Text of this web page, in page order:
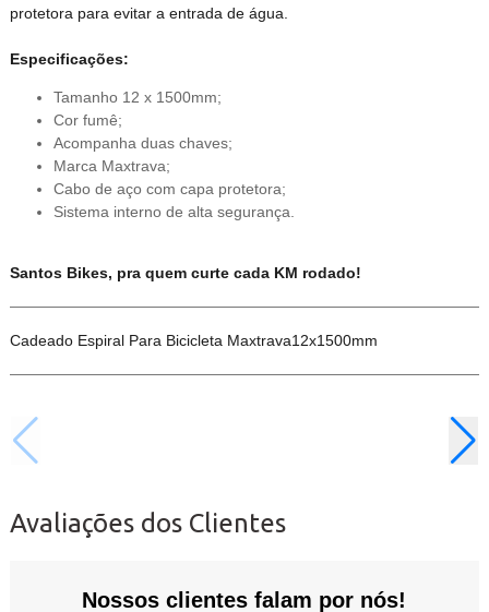
protetora para evitar a entrada de água.
Especificações:
Tamanho 12 x 1500mm;
Cor fumê;
Acompanha duas chaves;
Marca Maxtrava;
Cabo de aço com capa protetora;
Sistema interno de alta segurança.
Santos Bikes, pra quem curte cada KM rodado!
Cadeado Espiral Para Bicicleta Maxtrava12x1500mm
Avaliações dos Clientes
Nossos clientes falam por nós!